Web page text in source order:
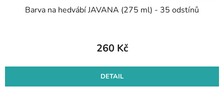
Barva na hedvábí JAVANA (275 ml) - 35 odstínů
260 Kč
DETAIL